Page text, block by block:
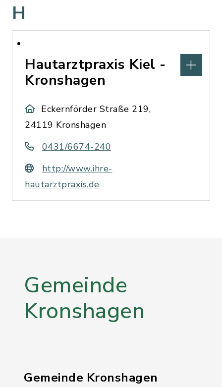
H
Hautarztpraxis Kiel -
Kronshagen
Eckernförder Straße 219,
24119 Kronshagen
0431/6674-240
http://www.ihre-
hautarztpraxis.de
Gemeinde
Kronshagen
Gemeinde Kronshagen